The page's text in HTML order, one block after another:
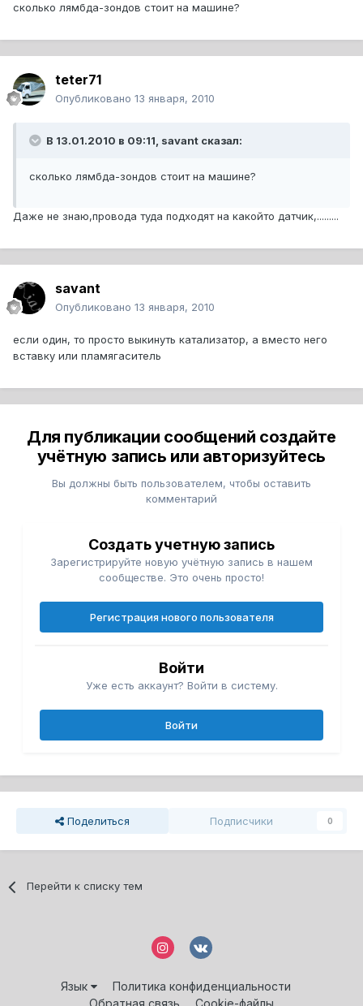
сколько лямбда-зондов стоит на машине?
teter71
Опубликовано 13 января, 2010
В 13.01.2010 в 09:11, savant сказал:
сколько лямбда-зондов стоит на машине?
Даже не знаю,провода туда подходят на какойто датчик,.........
savant
Опубликовано 13 января, 2010
если один, то просто выкинуть катализатор, а вместо него
вставку или пламягаситель
Для публикации сообщений создайте
учётную запись или авторизуйтесь
Вы должны быть пользователем, чтобы оставить
комментарий
Создать учетную запись
Зарегистрируйте новую учётную запись в нашем
сообществе. Это очень просто!
Регистрация нового пользователя
Войти
Уже есть аккаунт? Войти в систему.
Войти
Поделиться Подписчики 0
Перейти к списку тем
Язык
Политика конфиденциальности
Обратная связь
Cookie-файлы